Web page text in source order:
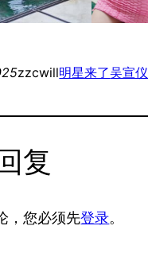
zzcwill明星来了吴宣仪
复
，您必须先登录。